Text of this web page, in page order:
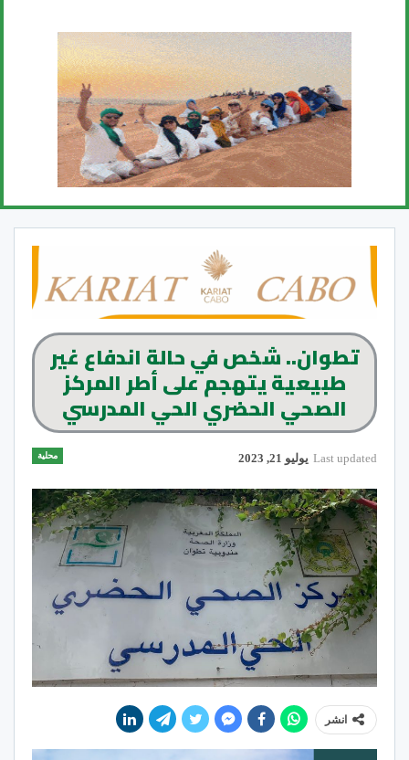
تطوان.. شخص في حالة اندفاع غير
طبيعية يتهجم على أطر المركز
الصحي الحضري الحي المدرسي
محلية Last updated يوليو 21, 2023
انشر